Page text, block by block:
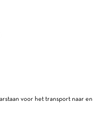
voor het transport naar